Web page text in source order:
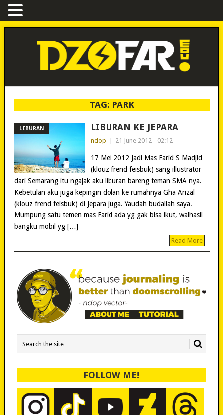
TAG: PARK
LIBURAN LIBURAN KE JEPARA
ndop 21 June 2012 - 02:12
17 Mei 2012 Jadi Mas Farid S Madjid
(klouz frend feisbuk) sang illustrator
dari Semarang itu ngajak aku liburan bareng teman SMA nya.
Kebetulan aku juga kepingin dolan ke rumahnya Gha Arizal
(klouz frend feisbuk) di Jepara juga. Yaudah budallah saya.
Mumpung satu temen mas Farid ada yg gak bisa ikut, walhasil
bangku mobil yg […]
Read More
FOLLOW ME!